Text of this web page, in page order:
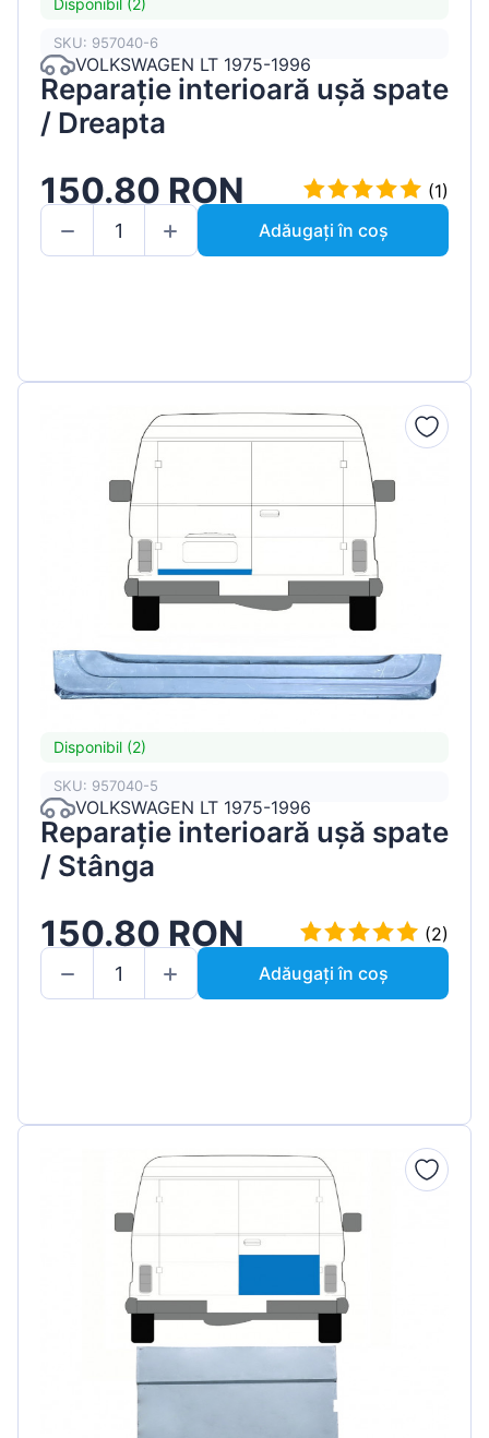
Disponibil (2)
SKU: 957040-6
VOLKSWAGEN LT 1975-1996
Reparație interioară ușă spate
/ Dreapta
150.80 RON
(1)
Adăugați în coș
Disponibil (2)
SKU: 957040-5
VOLKSWAGEN LT 1975-1996
Reparație interioară ușă spate
/ Stânga
150.80 RON
(2)
Adăugați în coș